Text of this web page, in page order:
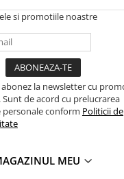
si promotiile noastre
abonez la newsletter cu
Sunt de acord cu prelucrarea
conform Politicii de
MEU